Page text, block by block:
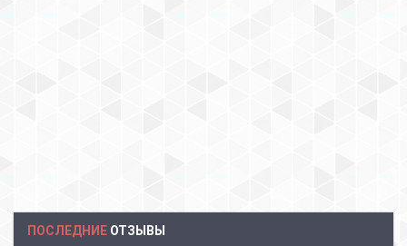
ПОСЛЕДНИЕ ОТЗЫВЫ